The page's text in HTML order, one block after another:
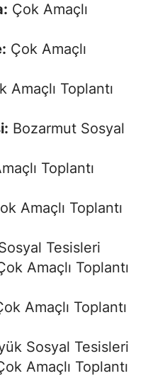
Çok Amaçlı
Çok Amaçlı
Amaçlı Toplantı
Bozarmut Sosyal
Toplantı
Amaçlı Toplantı
Tesisleri
Amaçlı Toplantı
Amaçlı Toplantı
Sosyal Tesisleri
Amaçlı Toplantı